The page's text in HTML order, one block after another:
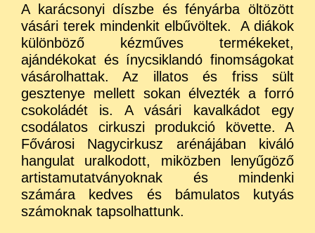
A karácsonyi díszbe és fényárba öltözött
vásári terek mindenkit elbűvöltek. A diákok
különböző kézműves termékeket,
ajándékokat és ínycsiklandó finomságokat
vásárolhattak. Az illatos és friss sült
gesztenye mellett sokan élvezték a forró
csokoládét is. A vásári kavalkádot egy
csodálatos cirkuszi produkció követte. A
Fővárosi Nagycirkusz arénájában kiváló
hangulat uralkodott, miközben lenyűgöző
artistamutatványoknak és mindenki
számára kedves és bámulatos kutyás
számoknak tapsolhattunk.